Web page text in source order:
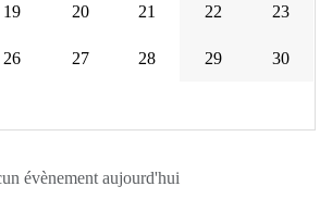
19 20 21 22 23
26 27 28 29 30
évènement aujourd'hui